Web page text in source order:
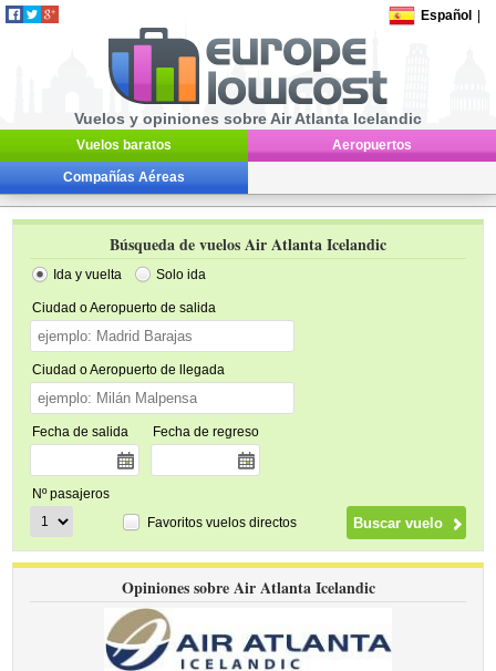
Español
Vuelos y opiniones sobre Air Atlanta Icelandic
Vuelos baratos Aeropuertos
Compañías Aéreas
Búsqueda de vuelos Air Atlanta Icelandic
Ida y vuelta Solo ida
Ciudad o Aeropuerto de salida
Ciudad o Aeropuerto de llegada
Fecha de salida Fecha de regreso
Nº pasajeros
Favoritos vuelos directos
Opiniones sobre Air Atlanta Icelandic